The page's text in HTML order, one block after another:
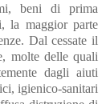
beni di prima
la maggior parte
Dal cessate il
molte delle quali
dagli aiuti
igienico-sanitari